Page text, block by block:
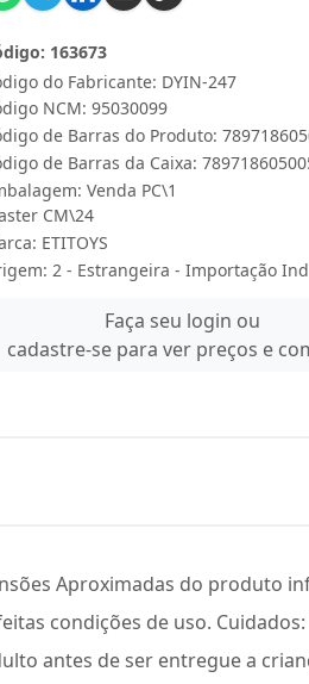
do Fabricante: DYIN-247
163673
NCM: 95030099
de Barras do Produto:
de Barras da Caixa:
Venda PC\1
CM\24
ETITOYS
2 - Estrangeira - Importação
Faça seu login ou
cadastre-se para ver preços e
Aproximadas do produto
condições de uso.
antes de ser entregue a